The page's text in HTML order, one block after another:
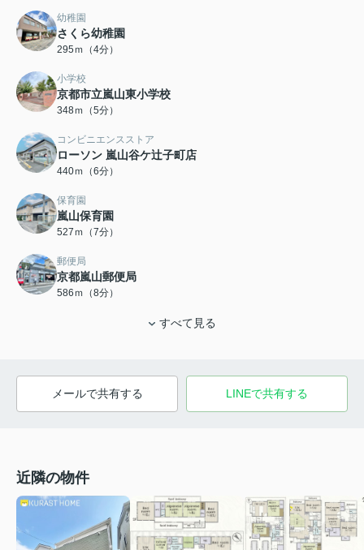
幼稚園
さくら幼稚園
295ｍ（4分）
小学校
京都市立嵐山東小学校
348ｍ（5分）
コンビニエンスストア
ローソン 嵐山谷ケ辻子町店
440ｍ（6分）
保育園
嵐山保育園
527ｍ（7分）
郵便局
京都嵐山郵便局
586ｍ（8分）
すべて見る
メールで共有する LINEで共有する
近隣の物件